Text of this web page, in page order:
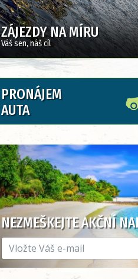
ZÁJEZDY NA MÍRU
Váš sen, náš cíl
PRONÁJEM
AUTA
NEZMEŠKEJTE AKČNÍ